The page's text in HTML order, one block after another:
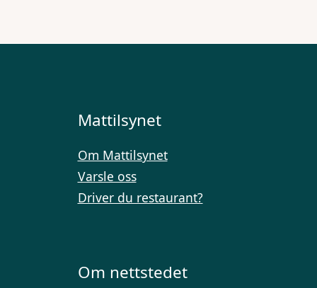
Mattilsynet
Om Mattilsynet
Varsle oss
Driver du restaurant?
Om nettstedet